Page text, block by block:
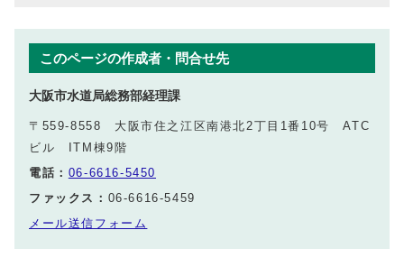
このページの作成者・問合せ先
大阪市水道局総務部経理課
〒559-8558 大阪市住之江区南港北2丁目1番10号 ATC
ビル ITM棟9階
電話： 06-6616-5450
ファックス： 06-6616-5459
メール送信フォーム